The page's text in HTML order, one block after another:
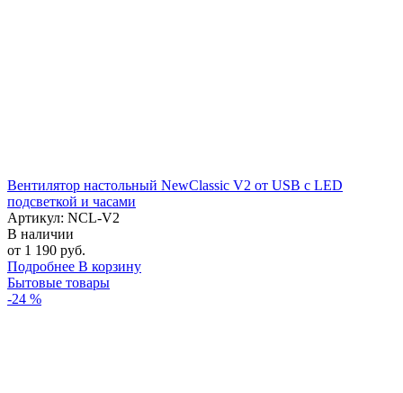
Вентилятор настольный NewClassic V2 от USB с LED
подсветкой и часами
Артикул: NCL-V2
В наличии
от 1 190 руб.
Подробнее В корзину
Бытовые товары
-24 %